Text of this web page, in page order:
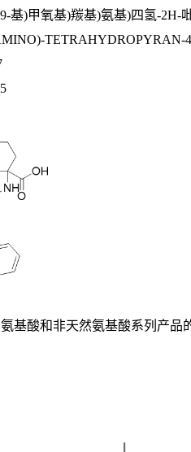
基)甲氧基)羰基)氨基)四氢-2H-
5
基酸和非天然氨基酸系列产